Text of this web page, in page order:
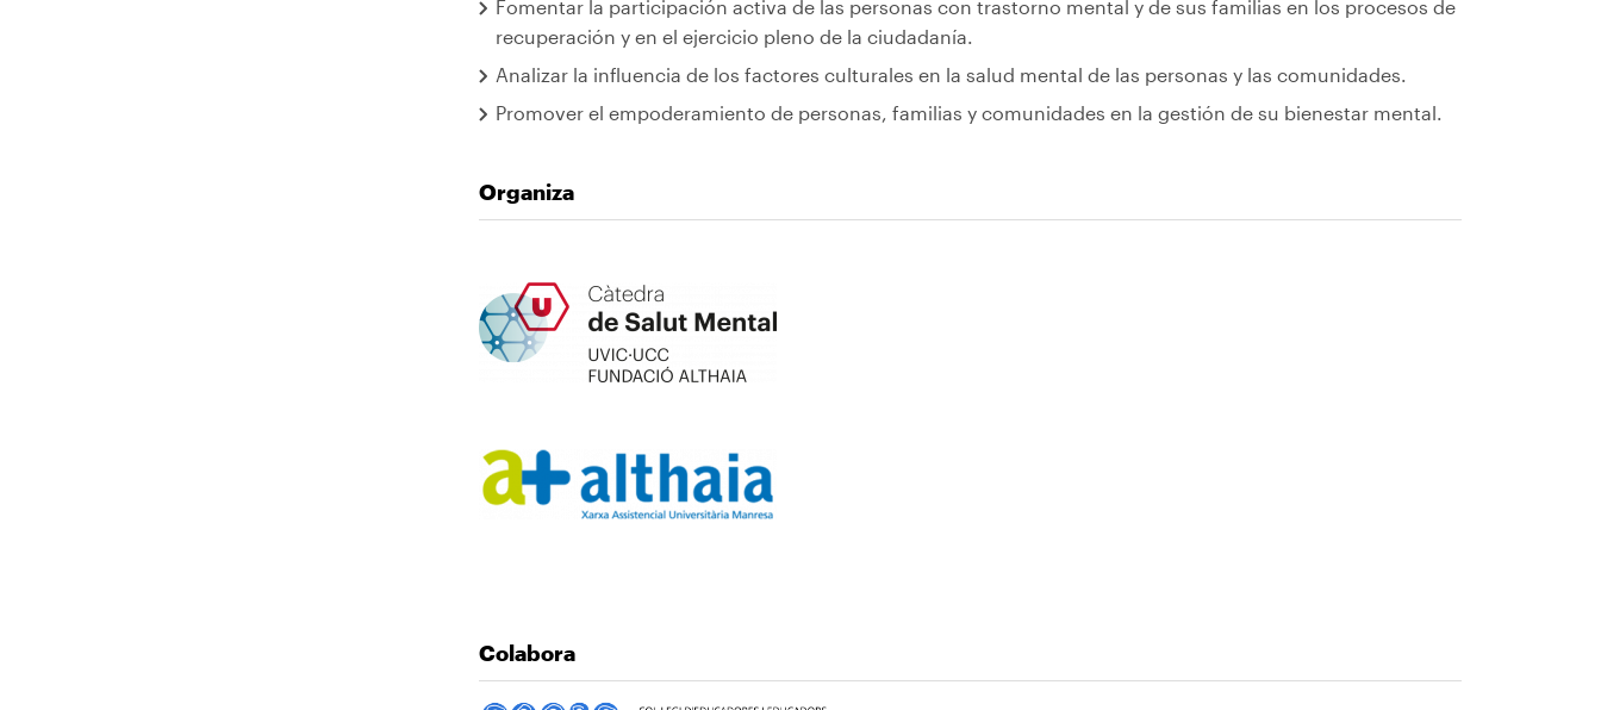
Fomentar la participación activa de las personas con trastorno mental y de sus familias en los procesos de
recuperación y en el ejercicio pleno de la ciudadanía.
Analizar la influencia de los factores culturales en la salud mental de las personas y las comunidades.
Promover el empoderamiento de personas, familias y comunidades en la gestión de su bienestar mental.
Organiza
Imagen
Imagen
Colabora